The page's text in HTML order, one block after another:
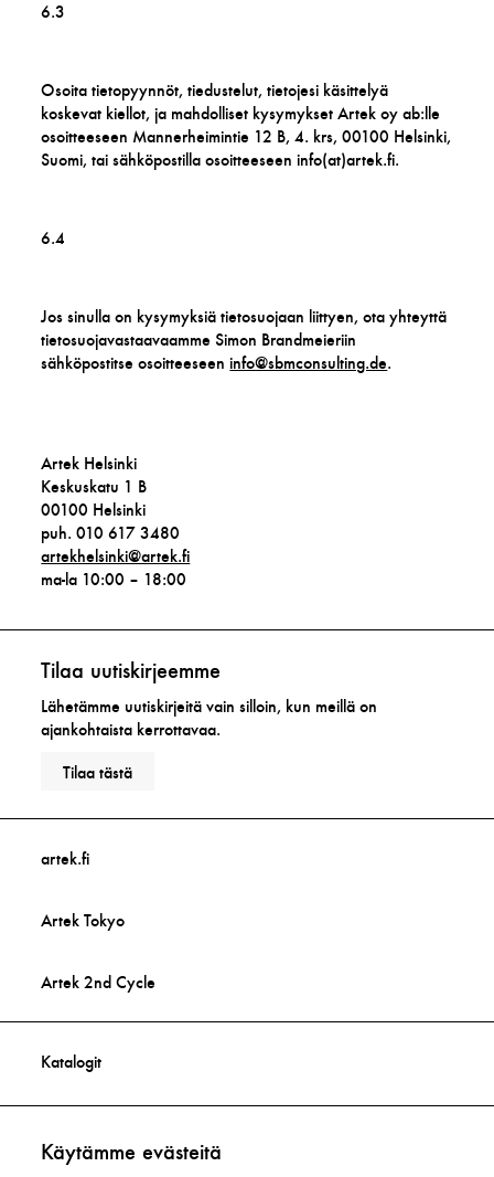
Käytämme evästeitä
6.3
Osoita tietopyynnöt, tiedustelut, tietojesi käsittelyä
koskevat kiellot, ja mahdolliset kysymykset Artek oy ab:lle
osoitteeseen Mannerheimintie 12 B, 4. krs, 00100 Helsinki,
Suomi, tai sähköpostilla osoitteeseen info(at)artek.fi.
6.4
Jos sinulla on kysymyksiä tietosuojaan liittyen, ota yhteyttä
tietosuojavastaavaamme Simon Brandmeieriin
sähköpostitse osoitteeseeninfo@sbmconsulting.de.
Artek Helsinki
Keskuskatu 1 B
00100 Helsinki
puh. 010 617 3480
artekhelsinki@artek.fi
ma-la 10:00 – 18:00
Tilaa uutiskirjeemme
Lähetämme uutiskirjeitä vain silloin, kun meillä on
ajankohtaista kerrottavaa.
Tilaa tästä
artek.fi
Artek Tokyo
Artek 2nd Cycle
Katalogit